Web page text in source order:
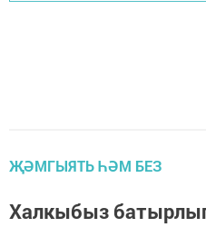
ҖӘМГЫЯТЬ ҺӘМ БЕЗ
Халкыбыз